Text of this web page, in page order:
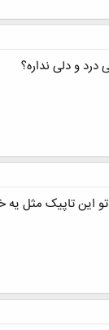
درد و دلی نداره؟
این تاپیک مثل یه